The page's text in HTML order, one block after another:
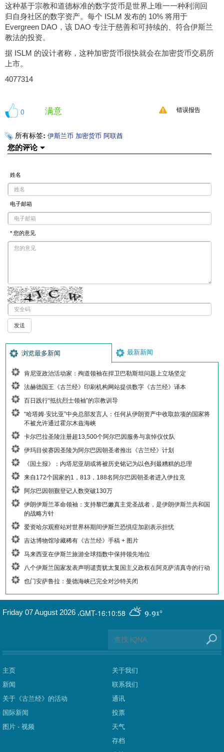
这种基于宗教和道德标准的数字货币是世界上唯一一种利润回
归自身社区的数字资产。每个 ISLM 发布的 10% 将用于
Evergreen DAO，该 DAO 专注于慈善和可持续的、符合伊斯兰
教法的投资。
据 ISLM 的设计者称，这种加密货币很快就会在加密货币交易所
上市。
4077314
0 满意 错误报告
所有标签: 伊斯兰币 加密货币 阿联酋
您的评论
姓名
电子邮箱
* 您的意见
浏览最多新闻 最新新闻
肯尼亚政治活动家：殉道领袖在捍卫巴勒斯坦问题上立场坚定
法赫德国王《古兰经》印刷机构网站提供数字《古兰经》译本
百日践行“抵抗烈士领袖”的宗教训导
“哈塔姆·安比亚”中央总部发言人：任何从伊朗资产中收取款项的国家将
不被允许通过霍尔木兹海峡
卡尔巴拉圣陵注册超13,500个阿尔巴因服务与哀悼仪仗队
伊玛目侯赛因圣陵为阿尔巴因朝圣者推出《古兰经》计划
《国土报》：内塔尼亚胡或将被历史铭记为以色列最糟糕的总理
来自172个国家的1，813，188名阿尔巴因朝圣者进入伊拉克
阿尔巴因朝觐登记人数突破130万
伊朗伊斯兰革命领袖：支持黎巴嫩真主党圣战者，是伊朗伊斯兰共和国
的战略方针
爱资哈尔观察站对世界杯期间伊斯兰恐惧症加剧表示担忧
吉达博物馆珍藏稀有《古兰经》手稿 + 图片
马来西亚在伊斯兰旅游全球指数中保持领先地位
八个伊斯兰国家发表声明谴责犹太复国主义政权在阿克萨清真寺的行动
也门安萨鲁拉：曼德海峡已完全对沙特关闭
GMT-16:10:58 9.91°
Friday 07 August 2026 ,
主页
新闻
关于《古兰经》的活动
国际新闻
图片 - 视频
关于我们
联系我们
通讯
投票
天气
存档